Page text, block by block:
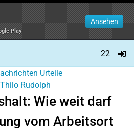
Play
Ansehen
22
Urteile
Thilo Rudolph
Wie weit darf
vom Arbeitsort